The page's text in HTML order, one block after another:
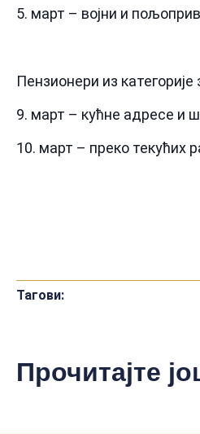
5. март – војни и
Пензионери из категорије
9. март – кућне адресе и
10. март – преко текућих
Тагови:
Прочитајте